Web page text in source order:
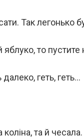
Так легонько
то пустите
геть, геть…
та й чесала.